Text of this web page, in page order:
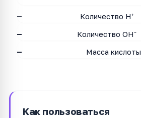
— Количество H⁺
— Количество OH⁻
— Масса кислоты
Как пользоваться